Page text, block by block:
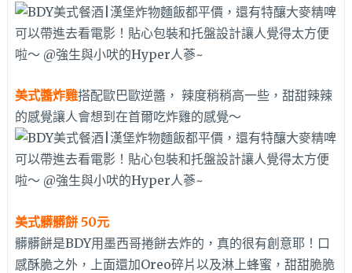
美式醬炸雞搭配歐巴歐逆醬， 辣度稍稍高一些，甜甜辣辣
的感覺讓人會想到在首爾吃炸雞的感覺～
美式髒髒餅 50元
髒髒餅是BDY用墨西哥捲餅去炸的，真的很有創意耶！口
感酥脆之外，上面還加Oreo碎片以及淋上蜂蜜，甜甜脆脆